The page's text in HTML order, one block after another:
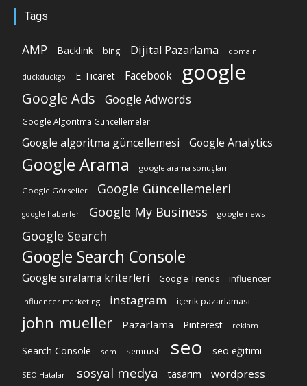
Tags
AMP Backlink bing Dijital Pazarlama domain
duckduckgo E-Ticaret Facebook google
Google Ads Google Adwords
Google Algoritma Güncellemeleri
Google algoritma güncellemesi Google Analytics
Google Arama google arama sonuçları
Google Görseller Google Güncellemeleri
google haberler Google My Business google news
Google Search
Google Search Console
Google sıralama kriterleri Google Trends influencer
influencer marketing instagram içerik pazarlaması
john mueller Pazarlama Pinterest reklam
Search Console sem semrush seo seo eğitimi
SEO Hataları sosyal medya tasarım wordpress